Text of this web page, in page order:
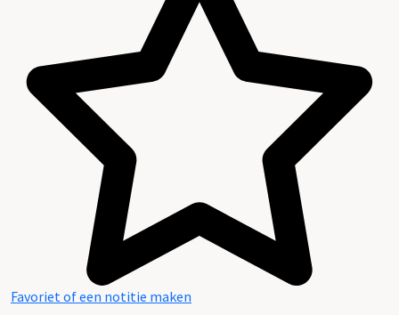
Favoriet of een notitie maken